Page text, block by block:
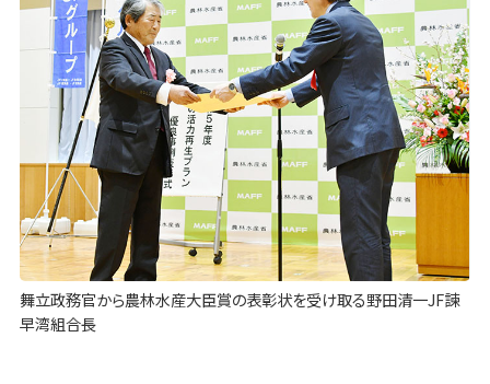
舞立政務官から農林水産大臣賞の表彰状を受け取る野田清一JF諫
早湾組合長